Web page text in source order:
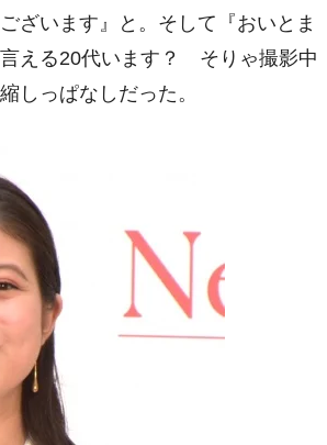
ざいます』と。そして『おいとま
える20代います？ そりゃ撮影中
しっぱなしだった。